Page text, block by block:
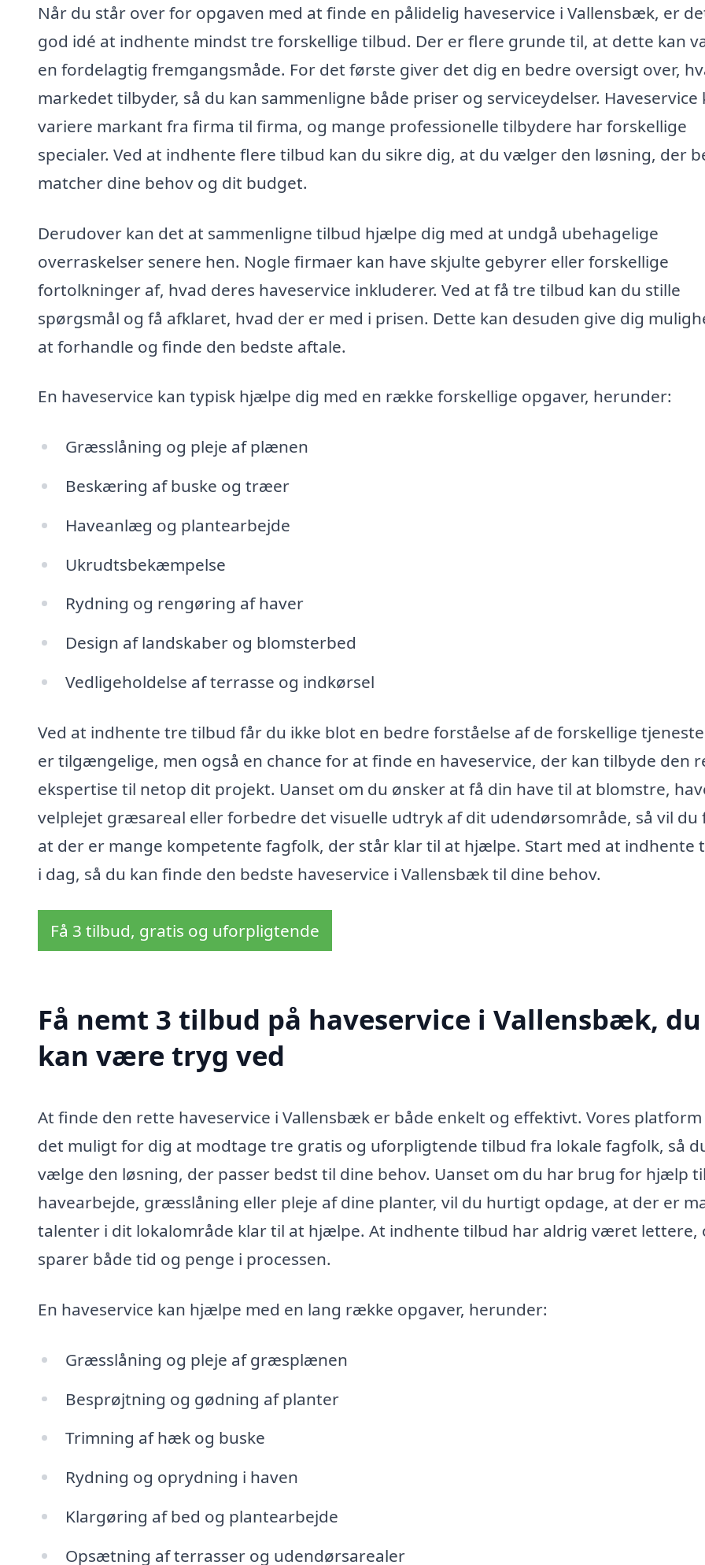
Når du står over for opgaven med at finde en pålidelig haveservice i Vallensbæk, er
god idé at indhente mindst tre forskellige tilbud. Der er flere grunde til, at dette kan
en fordelagtig fremgangsmåde. For det første giver det dig en bedre oversigt over,
markedet tilbyder, så du kan sammenligne både priser og serviceydelser. Haveservice
variere markant fra firma til firma, og mange professionelle tilbydere har forskellige
specialer. Ved at indhente flere tilbud kan du sikre dig, at du vælger den løsning, der
matcher dine behov og dit budget.
Derudover kan det at sammenligne tilbud hjælpe dig med at undgå ubehagelige
overraskelser senere hen. Nogle firmaer kan have skjulte gebyrer eller forskellige
fortolkninger af, hvad deres haveservice inkluderer. Ved at få tre tilbud kan du stille
spørgsmål og få afklaret, hvad der er med i prisen. Dette kan desuden give dig
at forhandle og finde den bedste aftale.
En haveservice kan typisk hjælpe dig med en række forskellige opgaver, herunder:
Græsslåning og pleje af plænen
Beskæring af buske og træer
Haveanlæg og plantearbejde
Ukrudtsbekæmpelse
Rydning og rengøring af haver
Design af landskaber og blomsterbed
Vedligeholdelse af terrasse og indkørsel
Ved at indhente tre tilbud får du ikke blot en bedre forståelse af de forskellige
er tilgængelige, men også en chance for at finde en haveservice, der kan tilbyde den
ekspertise til netop dit projekt. Uanset om du ønsker at få din have til at blomstre,
velplejet græsareal eller forbedre det visuelle udtryk af dit udendørsområde, så vil du
at der er mange kompetente fagfolk, der står klar til at hjælpe. Start med at indhente
i dag, så du kan finde den bedste haveservice i Vallensbæk til dine behov.
Få 3 tilbud, gratis og uforpligtende
Få nemt 3 tilbud på haveservice i Vallensbæk, du
kan være tryg ved
At finde den rette haveservice i Vallensbæk er både enkelt og effektivt. Vores
det muligt for dig at modtage tre gratis og uforpligtende tilbud fra lokale fagfolk, så
vælge den løsning, der passer bedst til dine behov. Uanset om du har brug for hjælp
havearbejde, græsslåning eller pleje af dine planter, vil du hurtigt opdage, at der er
talenter i dit lokalområde klar til at hjælpe. At indhente tilbud har aldrig været lettere,
sparer både tid og penge i processen.
En haveservice kan hjælpe med en lang række opgaver, herunder:
Græsslåning og pleje af græsplænen
Besprøjtning og gødning af planter
Trimning af hæk og buske
Rydning og oprydning i haven
Klargøring af bed og plantearbejde
Opsætning af terrasser og udendørsarealer